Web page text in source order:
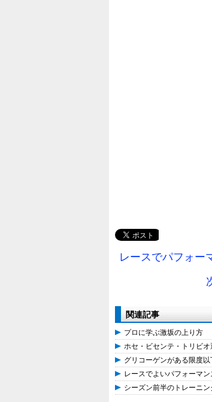
レースでパフォー
関連記事
プロに学ぶ激坂の上り方
ホセ・ビセンテ・トリビ
グリコーゲンがある限度
レースでよいパフォーマ
シーズン前半のトレーニ